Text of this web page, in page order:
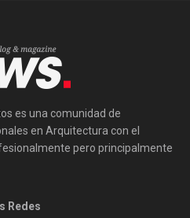
es una comunidad de
en Arquitectura con el
pero principalmente
Redes